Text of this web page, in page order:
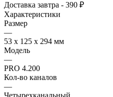
Доставка завтра - 390 ₽
Характеристики
Размер
—
53 х 125 х 294 мм
Модель
—
PRO 4.200
Кол-во каналов
—